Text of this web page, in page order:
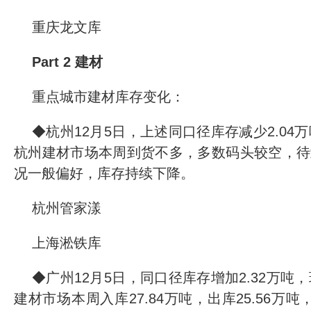
重庆龙文库
Part 2 建材
重点城市建材库存变化：
◆杭州12月5日，上述同口径库存减少2.04
杭州建材市场本周到货不多，多数码头较空，
况一般偏好，库存持续下降。
杭州管家漾
上海淞铁库
◆广州12月5日，同口径库存增加2.32万吨
建材市场本周入库27.84万吨，出库25.56万吨